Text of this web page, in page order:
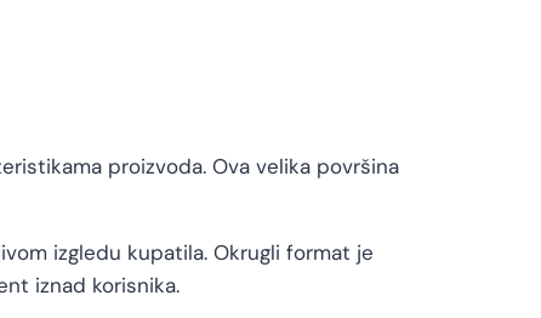
proizvoda. Ova velika površina
izgledu kupatila. Okrugli format je
iznad korisnika.